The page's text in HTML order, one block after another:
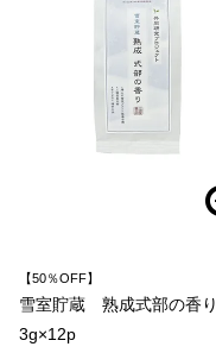
【50％OFF】
雪室貯蔵 熟成式部の香
3g×12p